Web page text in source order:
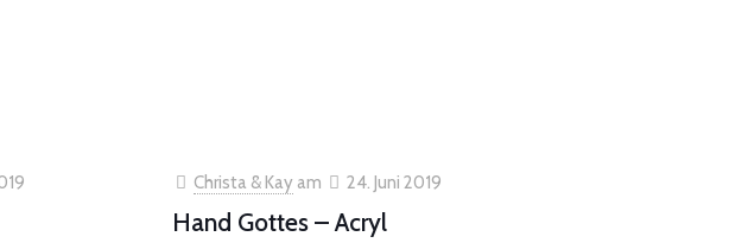
Christa & Kay am 24. Juni 2019
Hand Gottes – Acryl